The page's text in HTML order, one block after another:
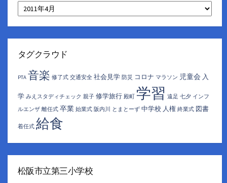
月
別
ア
イ
タグクラウド
PTA 音楽 修了式 交通安全 社会見学 防災 コロナ マラソン 児童会 入
学 みえスタディチェック 親子 修学旅行 殿町 学習 遠足 七夕 インフ
ルエンザ 離任式 卒業 始業式 阪内川 とまとーず 中学校 人権 終業式 図書
着任式 給食
松阪市立第三小学校